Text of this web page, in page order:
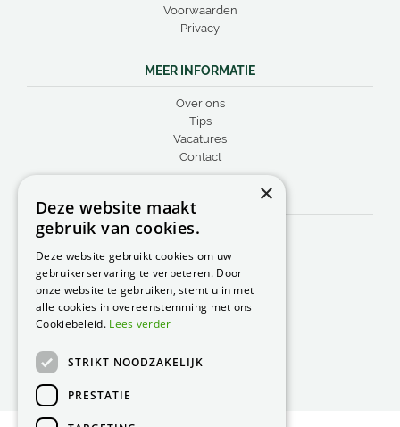
Voorwaarden
Privacy
MEER INFORMATIE
Over ons
Tips
Vacatures
Contact
CONTACT
Peacock Garden Supports
Industrieweg 22
5688 DP Oirschot
Nederland
T.0499 57 40 80
×
Deze website maakt
gebruik van cookies.
Deze website gebruikt cookies om uw
gebruikerservaring te verbeteren. Door
onze website te gebruiken, stemt u in met
alle cookies in overeenstemming met ons
Cookiebeleid. Lees verder
STRIKT NOODZAKELIJK
PRESTATIE